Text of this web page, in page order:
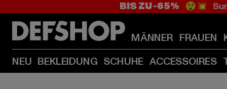
BIS ZU -65% 😲💥
MÄNNER FRAUEN
NEU BEKLEIDUNG SCHUHE ACCESSOIRES